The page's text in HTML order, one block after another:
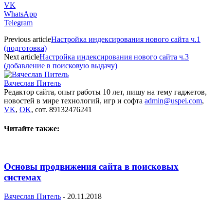
VK
WhatsApp
Telegram
Previous articleНастройка индексирования нового сайта ч.1
(подготовка)
Next articleНастройка индексирования нового сайта ч.3
(добавление в поисковую выдачу)
Вячеслав Питель
Редактор сайта, опыт работы 10 лет, пишу на тему гаджетов,
новостей в мире технологий, игр и софта admin@uspei.com,
VK, OK, сот. 89132476241
Читайте также:
Основы продвижения сайта в поисковых
системах
Вячеслав Питель - 20.11.2018